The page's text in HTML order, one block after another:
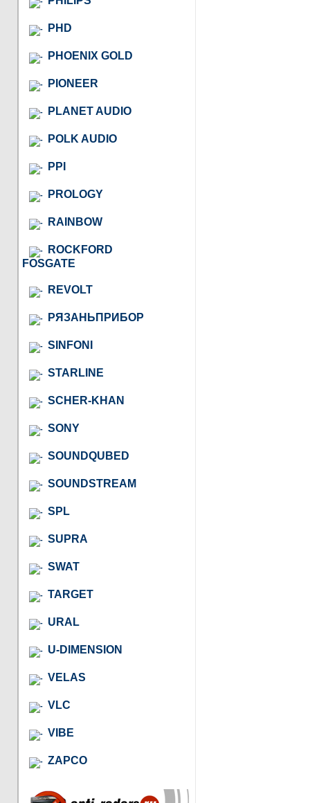
PHD
PHOENIX GOLD
PIONEER
PLANET AUDIO
POLK AUDIO
PPI
PROLOGY
RAINBOW
ROCKFORD
FOSGATE
REVOLT
РЯЗАНЬПРИБОР
SINFONI
STARLINE
SCHER-KHAN
SONY
SOUNDQUBED
SOUNDSTREAM
SPL
SUPRA
SWAT
TARGET
URAL
U-DIMENSION
VELAS
VLC
VIBE
ZAPCO